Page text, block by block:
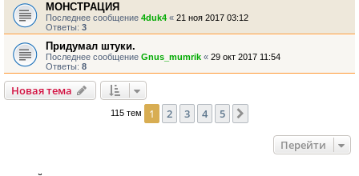
МОНСТРАЦИЯ
Последнее сообщение 4duk4 « 21 ноя 2017 03:12
Ответы: 3
Придумал штуки.
Последнее сообщение Gnus_mumrik « 29 окт 2017 11:54
Ответы: 8
Новая тема
115 тем 1 2 3 4 5
Перейти